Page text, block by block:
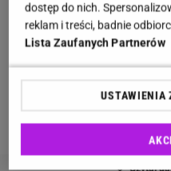
Dodatek potocznie
jakświadczenie
finansową może liczyć
, a dokładniej
do jednej z trzech
dostęp do nich.
reklam i treści, badnie
Lista Zaufanych Partnerów
USTAWIENIA